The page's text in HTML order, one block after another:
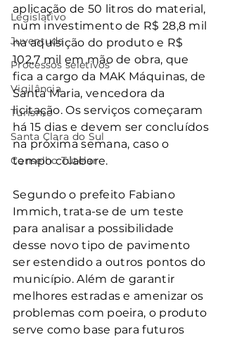
Legislativo
Juventude
Processos seletivos
Vigilância
Turismo
Santa Clara do Sul
Conselho Tutelar
aplicação de 50 litros do material,
num investimento de R$ 28,8 mil
na aquisição do produto e R$
102,7 mil em mão de obra, que
fica a cargo da MAK Máquinas, de
Santa Maria, vencedora da
licitação. Os serviços começaram
há 15 dias e devem ser concluídos
na próxima semana, caso o
tempo colabore.
Segundo o prefeito Fabiano
Immich, trata-se de um teste
para analisar a possibilidade
desse novo tipo de pavimento
ser estendido a outros pontos do
município. Além de garantir
melhores estradas e amenizar os
problemas com poeira, o produto
serve como base para futuros